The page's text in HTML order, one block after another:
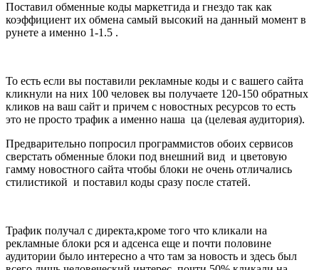
Поставил обменные коды маркетгида и гнездо так как
коэффициент их обмена самый высокий на данный момент в
рунете а именно 1-1.5 .
То есть если вы поставили рекламные коды и с вашего сайта
кликнули на них 100 человек вы получаете 120-150 обратных
кликов на ваш сайт и причем с новостных ресурсов то есть
это не просто трафик а именно наша ца (целевая аудитория).
Предварительно попросил программистов обоих сервисов
сверстать обменные блоки под внешний вид и цветовую
гамму новостного сайта чтобы блоки не очень отличались
стилистикой и поставил коды сразу после статей.
Трафик получал с директа,кроме того что кликали на
рекламные блоки рся и адсенса еще и почти половине
аудитории было интересно а что там за новость и здесь был